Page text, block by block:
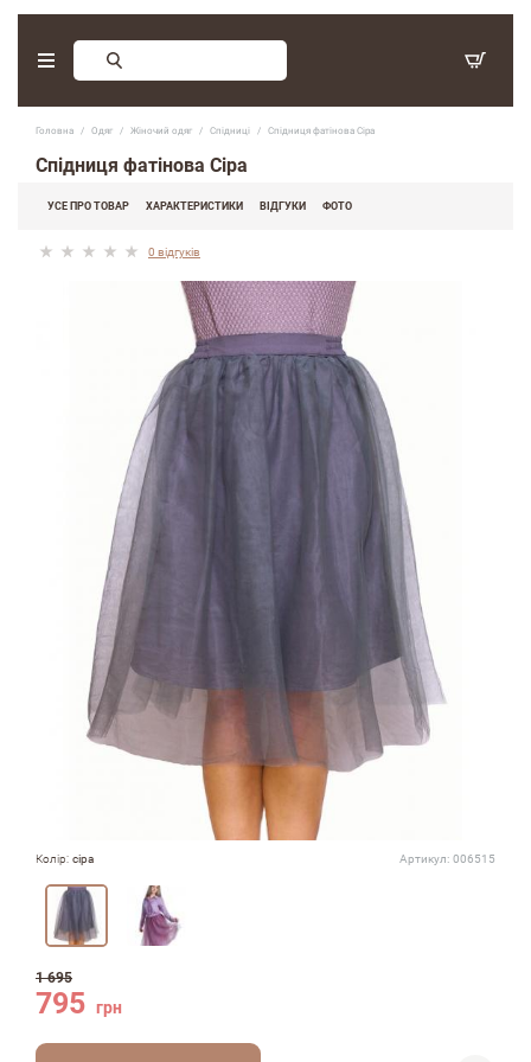
Головна Одяг Жiночий одяг Спідниці Спідниця фатінова Сіра
Спідниця фатінова Сіра
УСЕ ПРО ТОВАР ХАРАКТЕРИСТИКИ ВІДГУКИ ФОТО
0 відгуків
Колір: сіра Артикул: 006515
1 695
795 грн
Замовлення зворотнього дзвінку
(097) 416-90-33
(066) 339-07-15